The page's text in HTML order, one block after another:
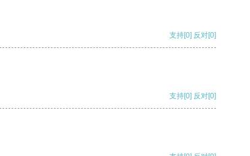
支持[0] 反对[0]
支持[0] 反对[0]